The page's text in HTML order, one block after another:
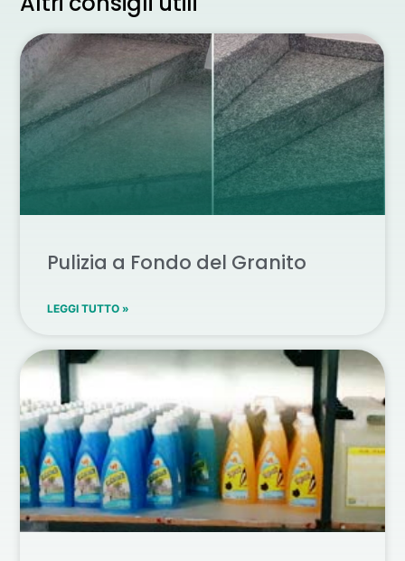
Pulizia a Fondo del Granito
LEGGI TUTTO »